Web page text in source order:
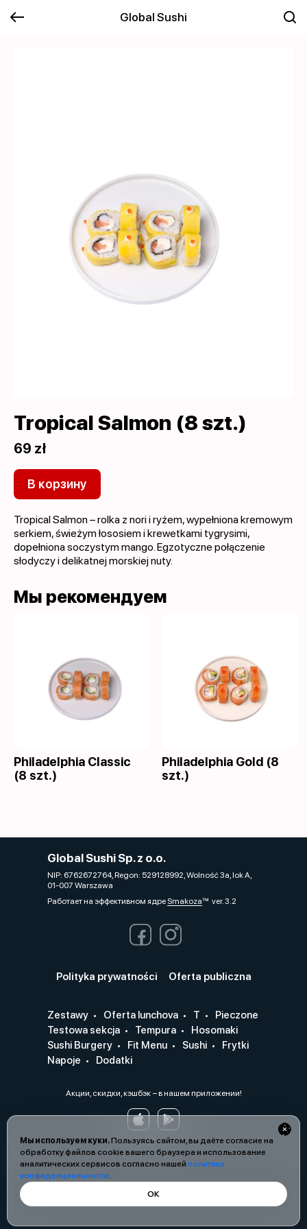
Global Sushi
Мы используем куки.Пользуясь сайтом, вы даёте согласие на
обработку файлов cookie вашего браузера и использование
аналитических сервисов согласно нашей политике
конфиденциальности.
ОК
Tropical Salmon (8 szt.)
69 zł
В корзину
Tropical Salmon – rolka z nori i ryżem, wypełniona kremowym
serkiem, świeżym łososiem i krewetkami tygrysimi,
dopełniona soczystym mango. Egzotyczne połączenie
słodyczy i delikatnej morskiej nuty.
Мы рекомендуем
Philadelphia Classic
(8 szt.)
Philadelphia Gold (8
szt.)
Global Sushi Sp. z o.o.
NIP: 6762672764, Regon: 529128992, Wolność 3a, lok A,
01-007 Warszawa
Работает на эффективном ядре Smakozaver. 3.2
Polityka prywatności Oferta publiczna
Zestawy Oferta lunchova T
Pieczone
Testowa sekcja
Tempura
Hosomaki
Sushi Burgery
Fit Menu Sushi
Frytki
Napoje
Dodatki
Акции, скидки, кэшбэк − в нашем приложении!